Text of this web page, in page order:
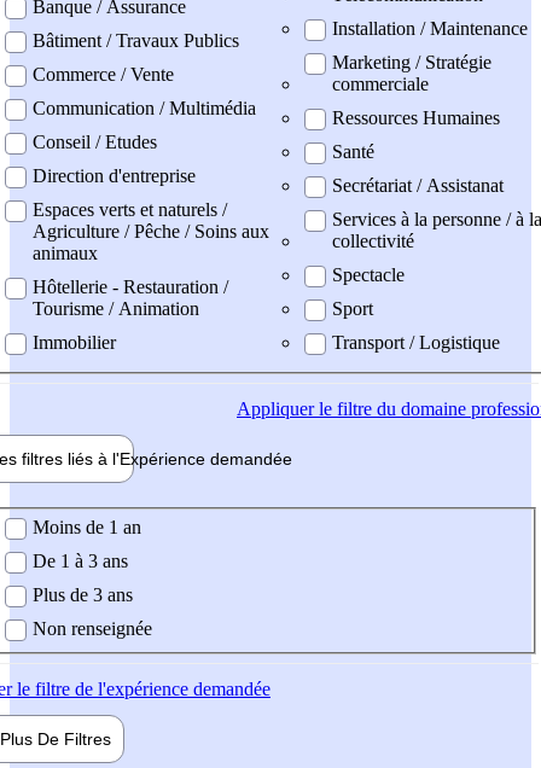
Banque / Assurance
Bâtiment / Travaux Publics
Commerce / Vente
Communication / Multimédia
Conseil / Etudes
Direction d'entreprise
Espaces verts et naturels /
Agriculture / Pêche / Soins aux
animaux
Hôtellerie - Restauration /
Tourisme / Animation
Immobilier
Installation / Maintenance
Marketing / Stratégie
commerciale
Ressources Humaines
Santé
Secrétariat / Assistanat
Services à la personne / à la
collectivité
Spectacle
Sport
Transport / Logistique
Appliquerle filtre du domaine
filtres liés à l'Expérience demandée
demandée
Moins de 1 an
De 1 à 3 ans
Plus de 3 ans
Non renseignée
le filtre de l'expérience demandée
Plus De Filtres